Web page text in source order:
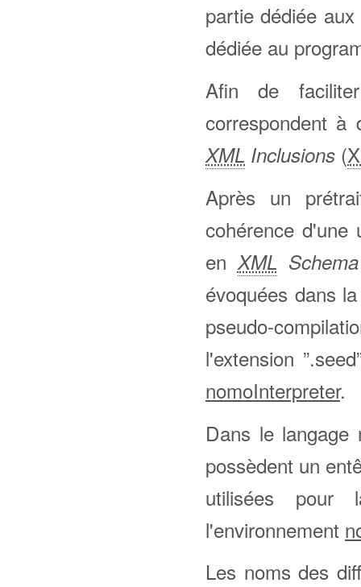
partie dédiée
dédiée au
Afin de
correspondent
XML Inclusions (
Après un
cohérence d'une
en XML
évoquées dans
pseudo-
l'extension
nomoInterpreter.
Dans le
possèdent un
utilisées pour
l'environnement
Les noms des